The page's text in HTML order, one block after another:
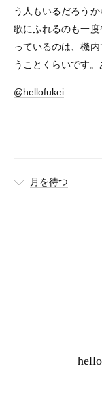
う人もいるだろう
歌にふれるのも一
っているのは、機
うことくらいです。
@hellofukei
月を待つ